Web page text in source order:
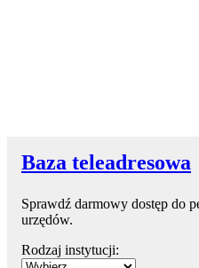
Baza teleadresowa
Sprawdź darmowy dostęp do
urzędów.
Rodzaj instytucji: